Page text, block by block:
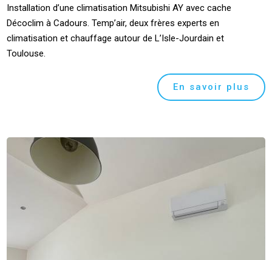
Installation d’une climatisation Mitsubishi AY avec cache
Décoclim à Cadours. Temp’air, deux frères experts en
climatisation et chauffage autour de L’Isle-Jourdain et
Toulouse.
En savoir plus